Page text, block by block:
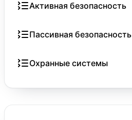
Активная безопасность
Пассивная безопасность
Охранные системы